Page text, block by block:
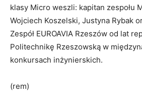
klasy Micro weszli: kapitan zespołu
Wojciech Koszelski, Justyna Rybak
Zespół EUROAVIA Rzeszów od lat
Politechnikę Rzeszowską w
konkursach inżynierskich.
(rem)